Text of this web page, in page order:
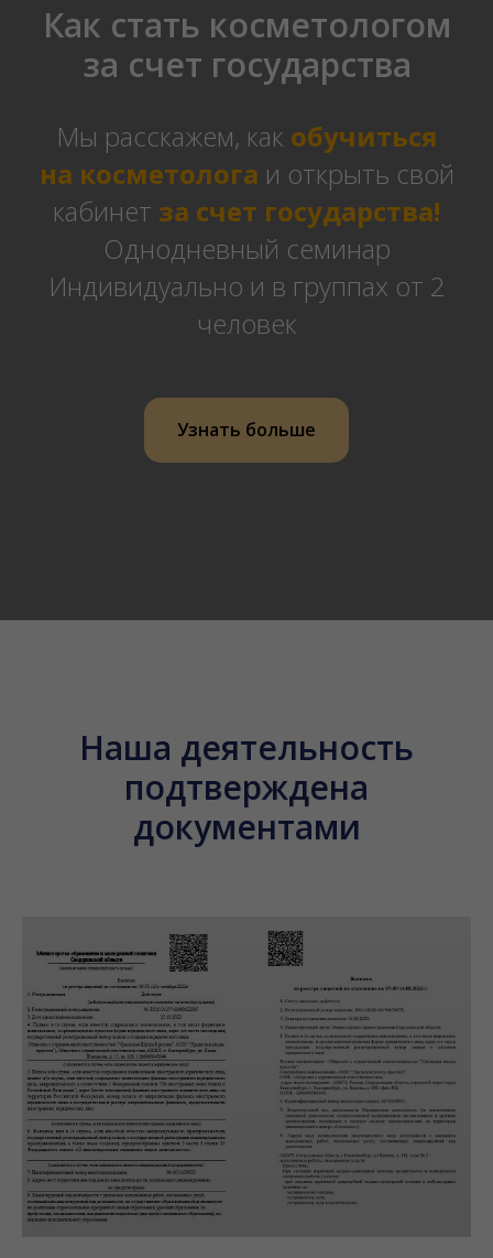
Как стать косметологом
за счет государства
Мы расскажем, как обучиться
на косметолога и открыть свой
кабинет за счет государства!
Однодневный семинар
Индивидуально и в группах от 2
человек
Узнать больше
Наша деятельность
подтверждена
документами